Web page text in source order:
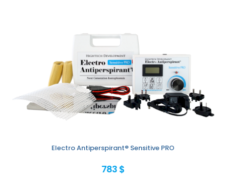
Electro Antiperspirant® Sensitive PRO
783 $